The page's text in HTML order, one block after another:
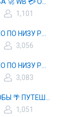
1,101
3,056
3,083
1,051